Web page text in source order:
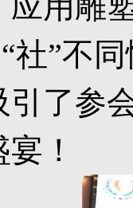
社”不
引了参
！